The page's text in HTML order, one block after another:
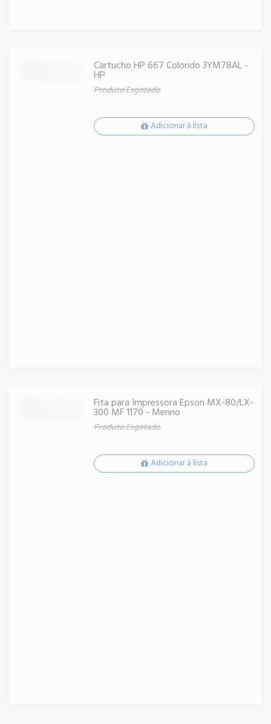
Cartucho HP 667 Colorido 3YM78AL -
HP
Produto Esgotado
Adicionar à lista
Fita para Impressora Epson MX-80/LX-
300 MF 1170 - Menno
Produto Esgotado
Adicionar à lista